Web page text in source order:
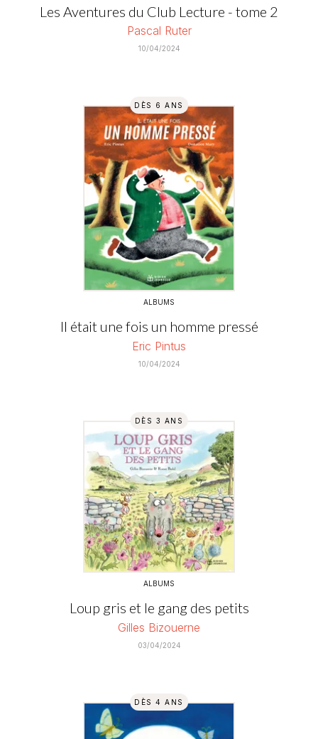
Les Aventures du Club Lecture - tome 2
Pascal Ruter
10/04/2024
DÈS 6 ANS
ALBUMS
Il était une fois un homme pressé
Eric Pintus
10/04/2024
DÈS 3 ANS
ALBUMS
Loup gris et le gang des petits
Gilles Bizouerne
03/04/2024
DÈS 4 ANS